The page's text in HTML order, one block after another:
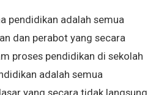
pendidikan adalah semua
dan perabot yang secara
proses pendidikan di sekolah
adalah semua